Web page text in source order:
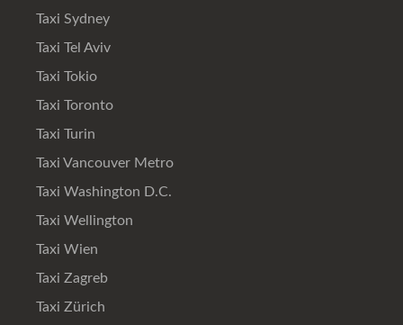
Taxi Sydney
Taxi Tel Aviv
Taxi Tokio
Taxi Toronto
Taxi Turin
Taxi Vancouver Metro
Taxi Washington D.C.
Taxi Wellington
Taxi Wien
Taxi Zagreb
Taxi Zürich